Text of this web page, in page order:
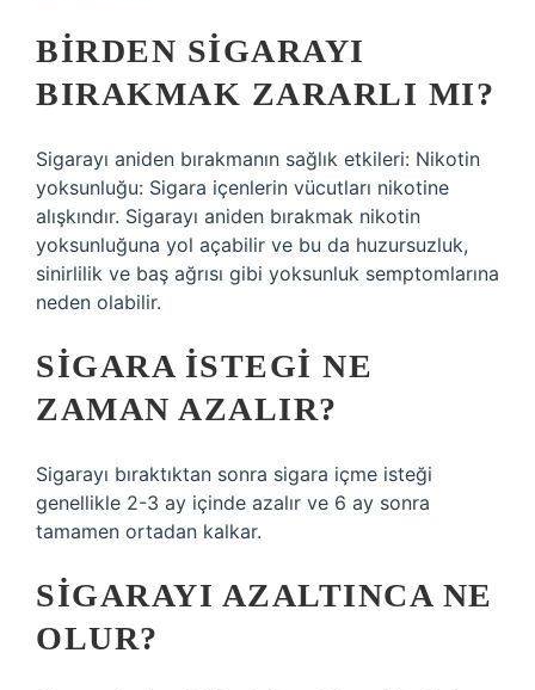
BIRDEN SIGARAYI
BIRAKMAK ZARARLI MI?
Sigarayı aniden bırakmanın sağlık etkileri: Nikotin
yoksunluğu: Sigara içenlerin vücutları nikotine
alışkındır. Sigarayı aniden bırakmak nikotin
yoksunluğuna yol açabilir ve bu da huzursuzluk,
sinirlilik ve baş ağrısı gibi yoksunluk semptomlarına
neden olabilir.
SIGARA ISTEGI NE
ZAMAN AZALIR?
Sigarayı bıraktıktan sonra sigara içme isteği
genellikle 2-3 ay içinde azalır ve 6 ay sonra
tamamen ortadan kalkar.
SIGARAYI AZALTINCA NE
OLUR?